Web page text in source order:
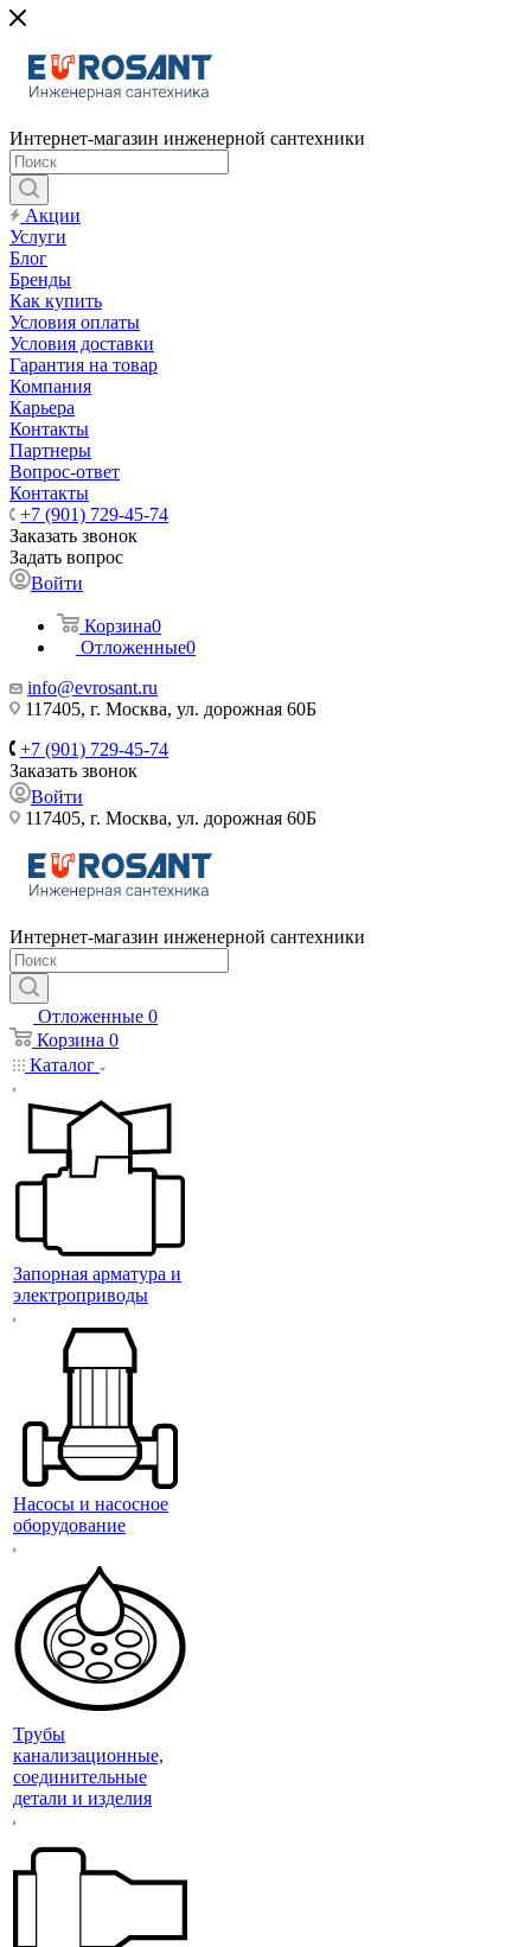
Интернет-магазин инженерной сантехники
Акции
Услуги
Блог
Бренды
Как купить
Условия оплаты
Условия доставки
Гарантия на товар
Компания
Карьера
Контакты
Партнеры
Вопрос-ответ
Контакты
+7 (901) 729-45-74
Заказать звонок
Задать вопрос
Войти
Корзина0
Отложенные0
info@evrosant.ru
117405, г. Москва, ул. дорожная 60Б
+7 (901) 729-45-74
Заказать звонок
Войти
117405, г. Москва, ул. дорожная 60Б
Интернет-магазин инженерной сантехники
Отложенные 0
Корзина 0
Каталог
Запорная арматура и
электроприводы
Насосы и насосное
оборудование
Трубы
канализационные,
соединительные
детали и изделия